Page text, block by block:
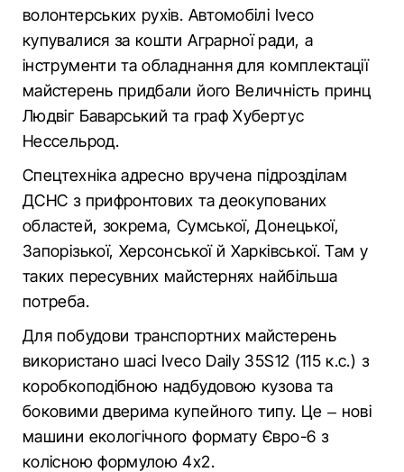
волонтерських рухів. Автомобілі Iveco
купувалися за кошти Аграрної ради, а
інструменти та обладнання для комплектації
майстерень придбали його Величність принц
Людвіг Баварський та граф Хубертус
Нессельрод.
Спецтехніка адресно вручена підрозділам
ДСНС з прифронтових та деокупованих
областей, зокрема, Сумської, Донецької,
Запорізької, Херсонської й Харківської. Там у
таких пересувних майстернях найбільша
потреба.
Для побудови транспортних майстерень
використано шасі Iveco Daily 35S12 (115 к.с.) з
коробкоподібною надбудовою кузова та
боковими дверима купейного типу. Це – нові
машини екологічного формату Євро-6 з
колісною формулою 4х2.